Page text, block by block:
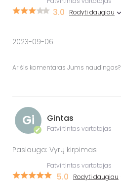
3.0 Rodyti daugiau
2023-09-06
Ar šis komentaras Jums naudingas?
Gi
✔
Gintas
Patvirtintas vartotojas
Paslauga: Vyrų kirpimas
Patvirtintas vartotojas
5.0 Rodyti daugiau